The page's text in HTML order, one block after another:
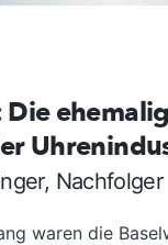
Nachfolger
waren die